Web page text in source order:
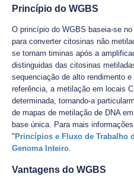
Princípio do WGBS
O princípio do WGBS baseia-se
para converter citosinas não
se tornam timinas após a
distinguidas das citosinas
sequenciação de alto rendimento
referência, a metilação em locais
determinada, tornando-a
de mapas de metilação de DNA
base única. Para mais
" Princípios e Fluxo de Trabalho
Genoma Inteiro.
Vantagens do WGBS